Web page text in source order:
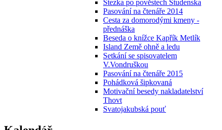
Stezka po pověstech Studenska
Pasování na čtenáře 2014
Cesta za domorodými kmeny -
přednáška
Beseda o knížce Kapřík Metlík
Island Země ohně a ledu
Setkání se spisovatelem
V.Vondruškou
Pasování na čtenáře 2015
Pohádková šipkovaná
Motivační besedy nakladatelství
Thovt
Svatojakubská pouť